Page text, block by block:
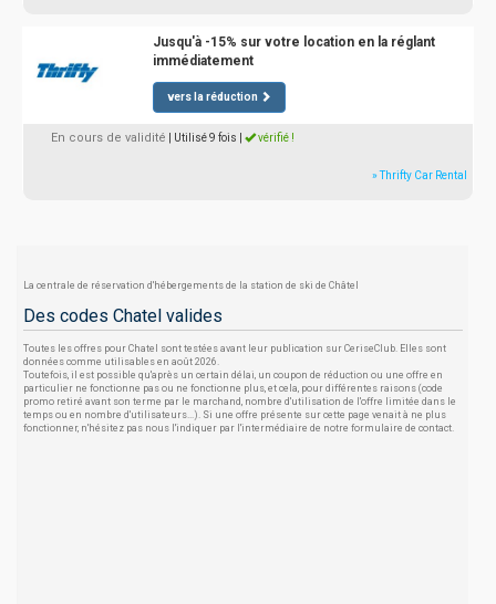
Jusqu'à -15% sur votre location en la réglant
immédiatement
vers la réduction
En cours de validité | Utilisé 9 fois vérifié !
» Thrifty Car Rental
La centrale de réservation d'hébergements de la station de ski de Châtel
Des codes Chatel valides
Toutes les offres pour Chatel sont testées avant leur publication sur CeriseClub. Elles sont
données comme utilisables en août 2026.
Toutefois, il est possible qu'après un certain délai, un coupon de réduction ou une offre en
particulier ne fonctionne pas ou ne fonctionne plus, et cela, pour différentes raisons (code
promo retiré avant son terme par le marchand, nombre d'utilisation de l'offre limitée dans le
temps ou en nombre d'utilisateurs...). Si une offre présente sur cette page venait à ne plus
fonctionner, n'hésitez pas nous l'indiquer par l'intermédiaire de notre formulaire de contact.